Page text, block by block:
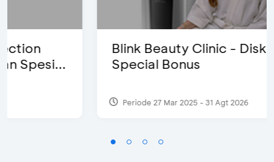
Blink Beauty Clinic - Diskon 25% &
Special Bonus
Periode 27 Mar 2025 - 31 Agt 2026